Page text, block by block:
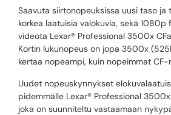
Saavuta siirtonopeuksissa uusi taso ja
korkea laatuisia valokuvia, sekä
videota Lexar® Professional 3500x
Kortin lukunopeus on jopa 3500x
kertaa nopeampi, kuin nopeimmat CF-
Uudet nopeuskynnykset
pidemmälle Lexar® Professional
joka on suunniteltu vastaamaan